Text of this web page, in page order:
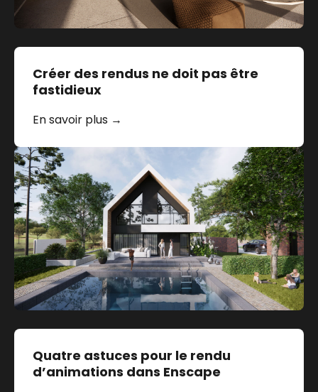
Créer des rendus ne doit pas être
fastidieux
En savoir plus →
Quatre astuces pour le rendu
d’animations dans Enscape